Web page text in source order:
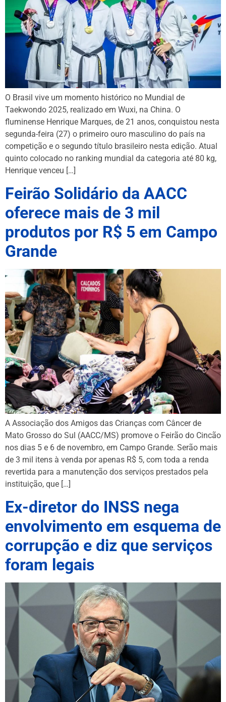
O Brasil vive um momento histórico no Mundial de
Taekwondo 2025, realizado em Wuxi, na China. O
fluminense Henrique Marques, de 21 anos, conquistou nesta
segunda-feira (27) o primeiro ouro masculino do país na
competição e o segundo título brasileiro nesta edição. Atual
quinto colocado no ranking mundial da categoria até 80 kg,
Henrique venceu […]
Feirão Solidário da AACC
oferece mais de 3 mil
produtos por R$ 5 em Campo
Grande
A Associação dos Amigos das Crianças com Câncer de
Mato Grosso do Sul (AACC/MS) promove o Feirão do Cincão
nos dias 5 e 6 de novembro, em Campo Grande. Serão mais
de 3 mil itens à venda por apenas R$ 5, com toda a renda
revertida para a manutenção dos serviços prestados pela
instituição, que […]
Ex-diretor do INSS nega
envolvimento em esquema de
corrupção e diz que serviços
foram legais